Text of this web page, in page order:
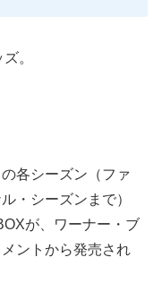
。
各シーズン（ファ
・シーズンまで）
が、ワーナー・ブ
ントから発売され